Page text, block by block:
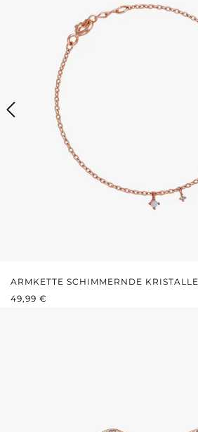
ARMKETTE SCHIMMERNDE KRISTALLE
PREZZO NORMALE:
49,99 €